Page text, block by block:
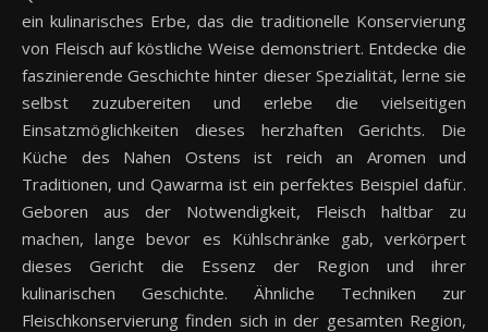
ein kulinarisches Erbe, das die traditionelle Konservierung
von Fleisch auf köstliche Weise demonstriert. Entdecke die
faszinierende Geschichte hinter dieser Spezialität, lerne sie
selbst zuzubereiten und erlebe die vielseitigen
Einsatzmöglichkeiten dieses herzhaften Gerichts. Die
Küche des Nahen Ostens ist reich an Aromen und
Traditionen, und Qawarma ist ein perfektes Beispiel dafür.
Geboren aus der Notwendigkeit, Fleisch haltbar zu
machen, lange bevor es Kühlschränke gab, verkörpert
dieses Gericht die Essenz der Region und ihrer
kulinarischen Geschichte. Ähnliche Techniken zur
Fleischkonservierung finden sich in der gesamten Region,